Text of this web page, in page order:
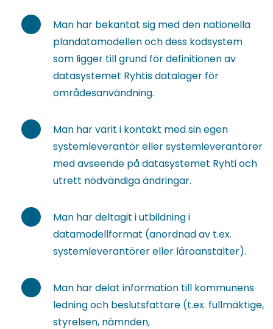
Man har bekantat sig med den nationella
plandatamodellen och dess kodsystem
som ligger till grund för definitionen av
datasystemet Ryhtis datalager för
områdesanvändning.
Man har varit i kontakt med sin egen
systemleverantör eller systemleverantörer
med avseende på datasystemet Ryhti och
utrett nödvändiga ändringar.
Man har deltagit i utbildning i
datamodellformat (anordnad av t.ex.
systemleverantörer eller läroanstalter).
Man har delat information till kommunens
ledning och beslutsfattare (t.ex. fullmäktige,
styrelsen, nämnden,